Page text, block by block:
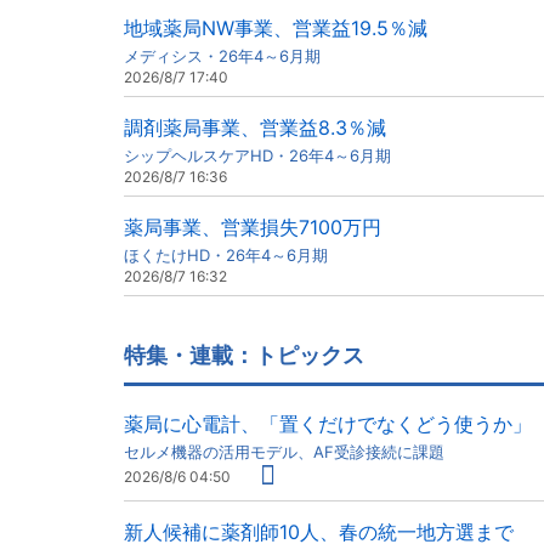
地域薬局NW事業、営業益19.5％減
メディシス・26年4～6月期
2026/8/7 17:40
調剤薬局事業、営業益8.3％減
シップヘルスケアHD・26年4～6月期
2026/8/7 16:36
薬局事業、営業損失7100万円
ほくたけHD・26年4～6月期
2026/8/7 16:32
特集・連載：トピックス
薬局に心電計、「置くだけでなくどう使うか」
セルメ機器の活用モデル、AF受診接続に課題
2026/8/6 04:50
新人候補に薬剤師10人、春の統一地方選まで